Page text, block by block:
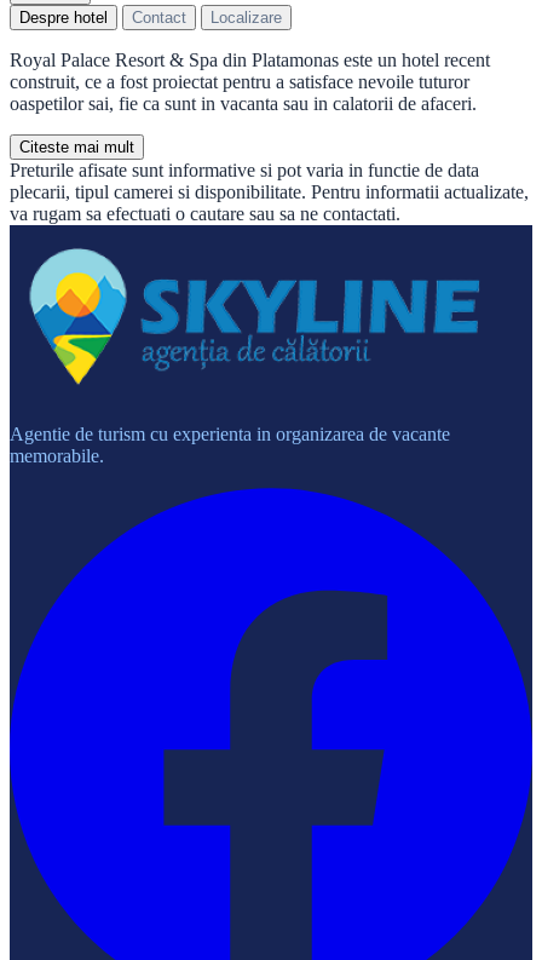
Despre hotel Contact Localizare
Royal Palace Resort & Spa din Platamonas este un hotel recent
construit, ce a fost proiectat pentru a satisface nevoile tuturor
oaspetilor sai, fie ca sunt in vacanta sau in calatorii de afaceri.
Citeste mai mult
Preturile afisate sunt informative si pot varia in functie de data
plecarii, tipul camerei si disponibilitate. Pentru informatii actualizate,
va rugam sa efectuati o cautare sau sa ne contactati.
Agentie de turism cu experienta in organizarea de vacante
memorabile.